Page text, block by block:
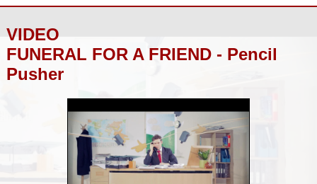
VIDEO
FUNERAL FOR A FRIEND - Pencil
Pusher